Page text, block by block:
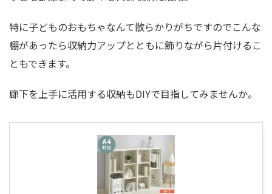
特に子どものおもちゃなんて散らかりがちですのでこんな
棚があったら収納力アップとともに飾りながら片付けるこ
ともできます。
廊下を上手に活用する収納もDIYで目指してみませんか。